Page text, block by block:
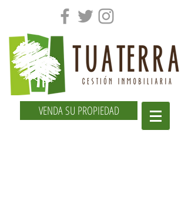
VENDA SU PROPIEDAD